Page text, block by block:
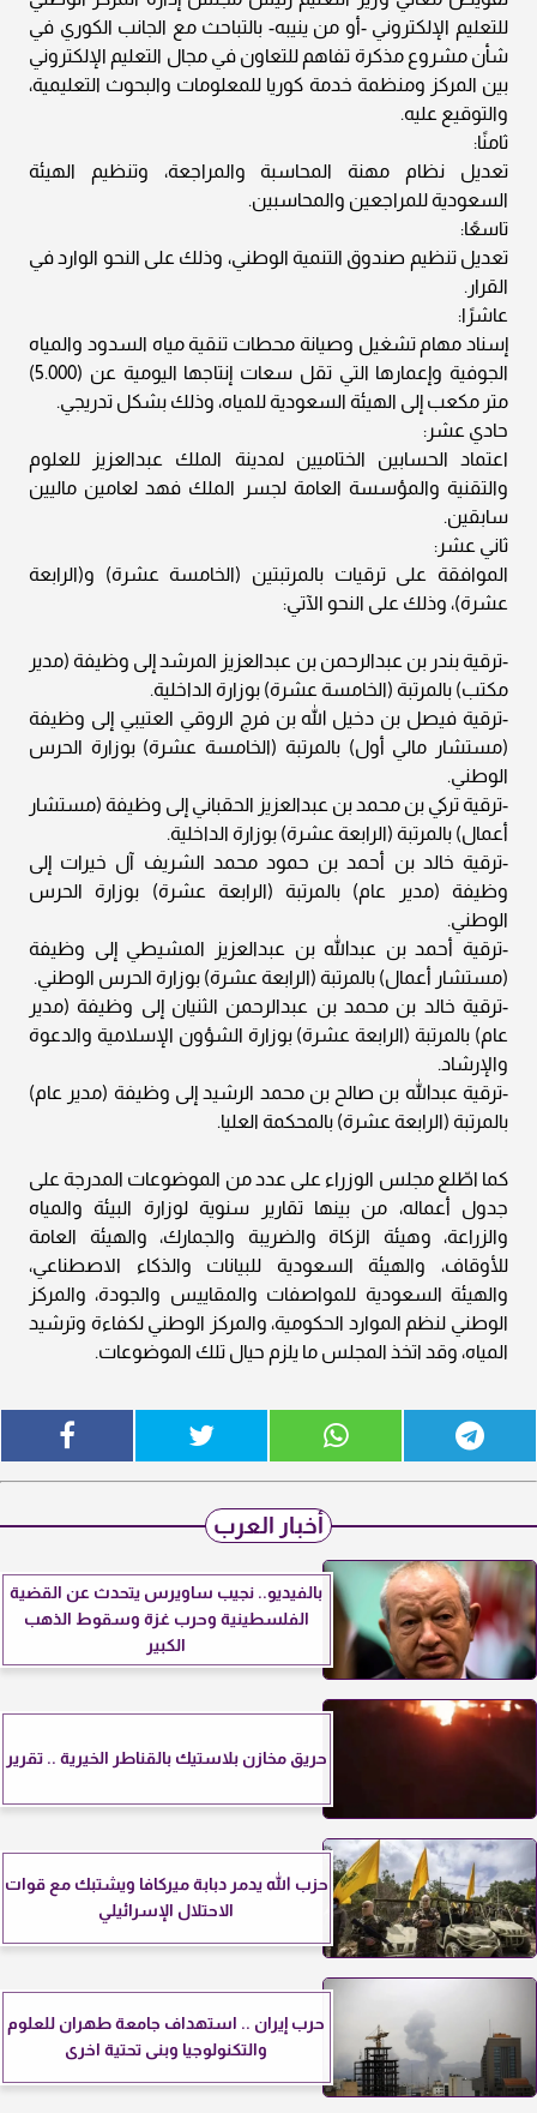
للتعليم الإلكتروني -أو من ينيبه- بالتباحث مع الجانب الكوري في
شأن مشروع مذكرة تفاهم للتعاون في مجال التعليم الإلكتروني
بين المركز ومنظمة خدمة كوريا للمعلومات والبحوث التعليمية،
والتوقيع عليه.
ثامنًا:
تعديل نظام مهنة المحاسبة والمراجعة، وتنظيم الهيئة
السعودية للمراجعين والمحاسبين.
تاسعًا:
تعديل تنظيم صندوق التنمية الوطني، وذلك على النحو الوارد في
القرار.
عاشرًا:
إسناد مهام تشغيل وصيانة محطات تنقية مياه السدود والمياه
الجوفية وإعمارها التي تقل سعات إنتاجها اليومية عن (5.000)
متر مكعب إلى الهيئة السعودية للمياه، وذلك بشكل تدريجي.
حادي عشر:
اعتماد الحسابين الختاميين لمدينة الملك عبدالعزيز للعلوم
والتقنية والمؤسسة العامة لجسر الملك فهد لعامين ماليين
سابقين.
ثاني عشر:
الموافقة على ترقيات بالمرتبتين (الخامسة عشرة) و(الرابعة
عشرة)، وذلك على النحو الآتي:
-ترقية بندر بن عبدالرحمن بن عبدالعزيز المرشد إلى وظيفة (مدير
مكتب) بالمرتبة (الخامسة عشرة) بوزارة الداخلية.
-ترقية فيصل بن دخيل الله بن فرج الروقي العتيبي إلى وظيفة
(مستشار مالي أول) بالمرتبة (الخامسة عشرة) بوزارة الحرس
الوطني.
-ترقية تركي بن محمد بن عبدالعزيز الحقباني إلى وظيفة (مستشار
أعمال) بالمرتبة (الرابعة عشرة) بوزارة الداخلية.
-ترقية خالد بن أحمد بن حمود محمد الشريف آل خيرات إلى
وظيفة (مدير عام) بالمرتبة (الرابعة عشرة) بوزارة الحرس
الوطني.
-ترقية أحمد بن عبدالله بن عبدالعزيز المشيطي إلى وظيفة
(مستشار أعمال) بالمرتبة (الرابعة عشرة) بوزارة الحرس الوطني.
-ترقية خالد بن محمد بن عبدالرحمن الثنيان إلى وظيفة (مدير
عام) بالمرتبة (الرابعة عشرة) بوزارة الشؤون الإسلامية والدعوة
والإرشاد.
-ترقية عبداللّه بن صالح بن محمد الرشيد إلى وظيفة (مدير عام)
بالمرتبة (الرابعة عشرة) بالمحكمة العليا.
كما اطّلع مجلس الوزراء على عدد من الموضوعات المدرجة على
جدول أعماله، من بينها تقارير سنوية لوزارة البيئة والمياه
والزراعة، وهيئة الزكاة والضريبة والجمارك، والهيئة العامة
للأوقاف، والهيئة السعودية للبيانات والذكاء الاصطناعي،
والهيئة السعودية للمواصفات والمقاييس والجودة، والمركز
الوطني لنظم الموارد الحكومية، والمركز الوطني لكفاءة وترشيد
المياه، وقد اتخذ المجلس ما يلزم حيال تلك الموضوعات.
أخبار العرب
بالفيديو.. نجيب ساويرس يتحدث عن القضية
الفلسطينية وحرب غزة وسقوط الذهب
الكبير
حريق مخازن بلاستيك بالقناطر الخيرية .. تقرير
حزب الله يدمر دبابة ميركافا ويشتبك مع قوات
الاحتلال الإسرائيلي
حرب إيران .. استهداف جامعة طهران للعلوم
والتكنولوجيا وبنى تحتية اخرى